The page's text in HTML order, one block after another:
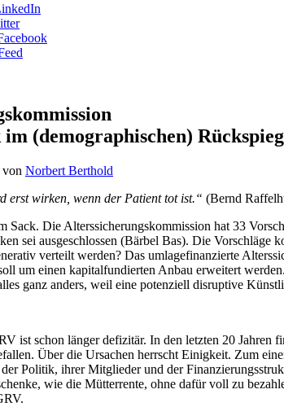
(demographischen)
von Norbert Berthold
erst wirken, wenn der Patient tot ist.“ (Bernd
Sack. Die Alterssicherungskommission hat 33
sei ausgeschlossen (Bärbel Bas). Die
verteilt werden? Das umlagefinanzierte
um einen kapitalfundierten Anbau erweitert
ganz anders, weil eine potenziell disruptive
ist schon länger defizitär. In den letzten 20
Über die Ursachen herrscht Einigkeit. Zum
Politik, ihrer Mitglieder und der
wie die Mütterrente, ohne dafür voll zu